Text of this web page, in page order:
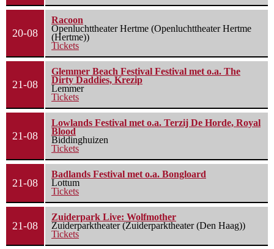
20-08
Racoon
Openluchttheater Hertme (Openluchttheater Hertme
(Hertme))
Tickets
21-08
Glemmer Beach Festival Festival met o.a. The
Dirty Daddies, Krezip
Lemmer
Tickets
21-08
Lowlands Festival met o.a. Terzij De Horde, Royal
Blood
Biddinghuizen
Tickets
21-08
Badlands Festival met o.a. Bongloard
Lottum
Tickets
21-08
Zuiderpark Live: Wolfmother
Zuiderparktheater (Zuiderparktheater (Den Haag))
Tickets